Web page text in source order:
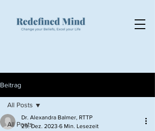
Beitrag
All Posts
All Posts
Dr. Alexandra Balmer, RTTP
29. Dez. 2023 6 Min. Lesezeit